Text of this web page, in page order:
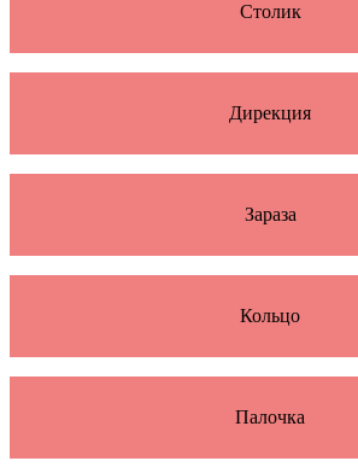
Столик
Дирекция
Зараза
Кольцо
Палочка